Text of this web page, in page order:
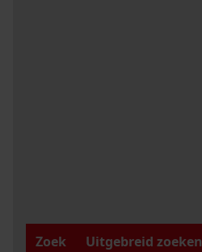
Zoek
Uitgebreid zoeken